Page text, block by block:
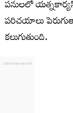
పనులలో
పరిచయాలు
కలుగుతుంది.